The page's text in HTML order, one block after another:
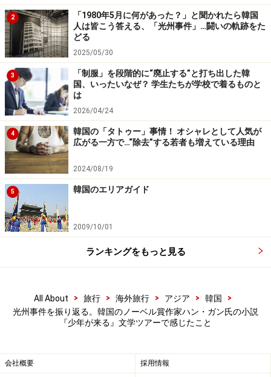
する思いを語った。参加者の1人で1980年代に韓国に留
学していた翻訳家の神谷丹路さんは、ソウルで目の当た
りにした民主化デモの記憶をたどりながら、「韓国と日
本の民主主義は深い海の底でつながっている」「『少年
が来る』は声なき声を蘇らせてくれた」と語った。登壇
者たちの語りはいずれも、国は違えど他者を思いやる、
人間の根源的な感情が同じであることを再認識させてく
れるものであった。
フィナーレは日韓の参加者が手を取り合い、大きな輪に
なり共に踊った。つないだ両手から日韓の連帯と絆、そ
して未来への希望を感じたのは、おそらく筆者だけでは
なかったことだろう。まさに『少年が来る』がとりもっ
てくれた日韓交流であった。
＞次ページ：【2日目】小説、そして光州の歴史を深掘
※記事内容は執筆時点のものです。最新の内容をご確認くださ
い。
※海外を訪れる際には最新情報の入手に努め、「外務省 海外安全
2
「1980年5月に何があった？」と聞かれたら韓国
人は皆こう答える、「光州事件」…闘いの軌跡をた
どる
2025/05/30
3
「制服」を段階的に“廃止する”と打ち出した韓
国、いったいなぜ？ 学生たちが学校で着るものと
は
2026/04/24
4
韓国の「タトゥー」事情！ オシャレとして人気が
広がる一方で…“除去”する若者も増えている理由
2024/08/19
5 韓国のエリアガイド
2009/10/01
ランキングをもっと見る
All About > 旅行 > 海外旅行 > アジア > 韓国
>
光州事件を振り返る。韓国のノーベル賞作家ハン・ガン氏の小説
『少年が来る』文学ツアーで感じたこと
会社概要 採用情報